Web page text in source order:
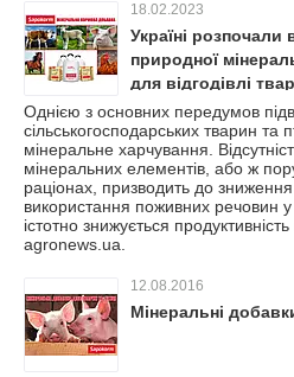
18.02.2023
Україні розпочали
природної
для відгодівлі
Однією з основних передумов
сільськогосподарських тварин та
мінеральне харчування.
мінеральних елементів, або ж
раціонах, призводить до
використання поживних речовин
істотно знижується
agronews.ua.
12.08.2016
Мінеральні